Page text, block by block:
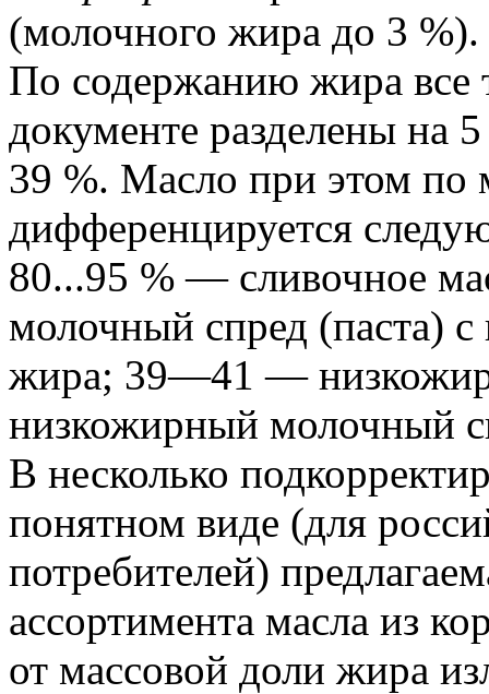
(молочного жира до 3 %).
По содержанию жира все
документе разделены на
39 %. Масло при этом по
дифференцируется
80...95 % — сливочное
молочный спред (паста)
жира; 39—41 —
низкожирный молочный
В несколько
понятном виде (для
потребителей)
ассортимента масла из
от массовой доли жира